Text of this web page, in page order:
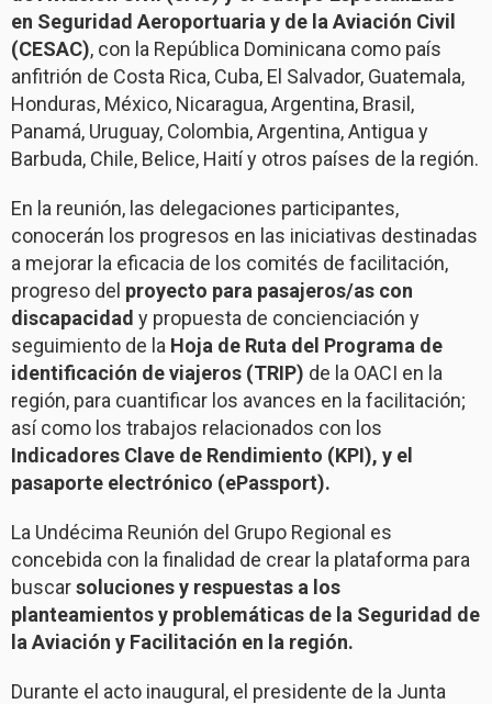
en Seguridad Aeroportuaria y de la Aviación Civil
(CESAC), con la República Dominicana como país
anfitrión de Costa Rica, Cuba, El Salvador, Guatemala,
Honduras, México, Nicaragua, Argentina, Brasil,
Panamá, Uruguay, Colombia, Argentina, Antigua y
Barbuda, Chile, Belice, Haití y otros países de la región.
En la reunión, las delegaciones participantes,
conocerán los progresos en las iniciativas destinadas
a mejorar la eficacia de los comités de facilitación,
progreso del proyecto para pasajeros/as con
discapacidad y propuesta de concienciación y
seguimiento de la Hoja de Ruta del Programa de
identificación de viajeros (TRIP) de la OACI en la
región, para cuantificar los avances en la facilitación;
así como los trabajos relacionados con los
Indicadores Clave de Rendimiento (KPI), y el
pasaporte electrónico (ePassport).
La Undécima Reunión del Grupo Regional es
concebida con la finalidad de crear la plataforma para
buscarsoluciones y respuestas a los
planteamientos y problemáticas de la Seguridad de
la Aviación y Facilitación en la región.
Durante el acto inaugural, el presidente de la Junta